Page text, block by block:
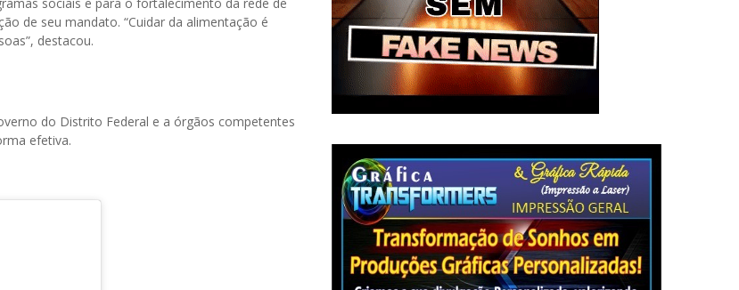
de seu mandato. “Cuidar da alimentação é
destacou.
do Distrito Federal e a órgãos competentes
efetiva.